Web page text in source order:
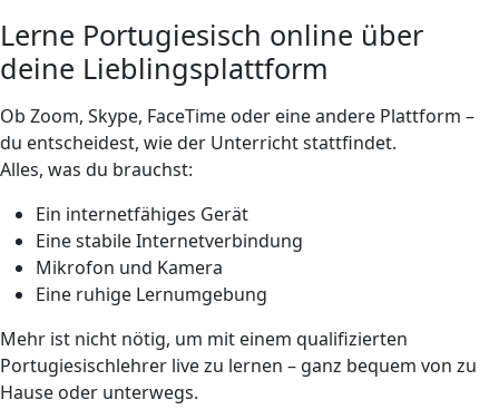
Lerne Portugiesisch online über
deine Lieblingsplattform
Ob Zoom, Skype, FaceTime oder eine andere Plattform –
du entscheidest, wie der Unterricht stattfindet.
Alles, was du brauchst:
Ein internetfähiges Gerät
Eine stabile Internetverbindung
Mikrofon und Kamera
Eine ruhige Lernumgebung
Mehr ist nicht nötig, um mit einem qualifizierten
Portugiesischlehrer live zu lernen – ganz bequem von zu
Hause oder unterwegs.